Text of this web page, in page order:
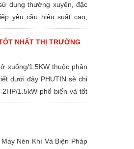
dụng thường xuyên, đặc
yêu cầu hiệu suất cao,
cần được bảo trì định kỳ
như tất cả các máy móc,
các vấn đề hao mòn nhỏ
những vấn đề này bị bỏ
những sửa chữa lớn
hợp danh sách năm mẹo
bảo tuổi thọ và chức
bạn.
NHẤT THỊ TRƯỜNG
xuống/1.5KW thuộc phân
dưới đây PHUTIN sẽ chỉ
1.5kW phổ biến và tốt
Nén Khí Và Biện Pháp